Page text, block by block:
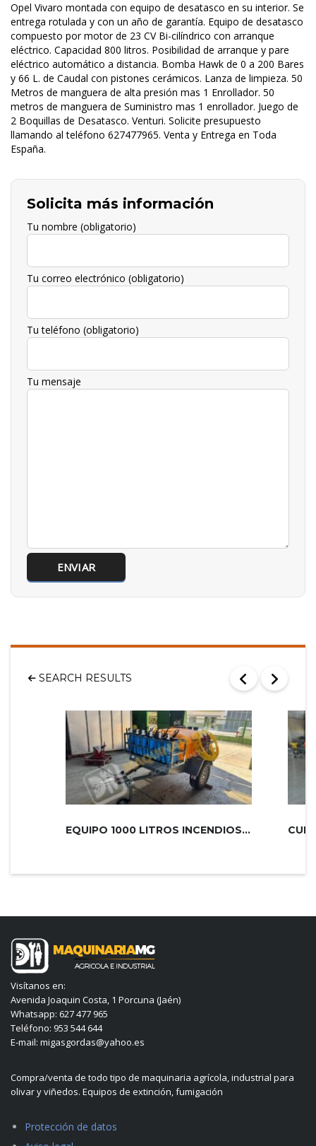
Opel Vivaro montada con equipo de desatasco en su interior. Se
entrega rotulada y con un año de garantía. Equipo de desatasco
compuesto por motor de 23 CV Bi-cilíndrico con arranque
eléctrico. Capacidad 800 litros. Posibilidad de arranque y pare
eléctrico automático a distancia. Bomba Hawk de 0 a 200 Bares
y 66 L. de Caudal con pistones cerámicos. Lanza de limpieza. 50
Metros de manguera de alta presión mas 1 Enrollador. 50
metros de manguera de Suministro mas 1 enrollador. Juego de
2 Boquillas de Desatasco. Venturi. Solicite presupuesto
llamando al teléfono 627477965. Venta y Entrega en Toda
España.
Solicita más información
Tu nombre (obligatorio)
Tu correo electrónico (obligatorio)
Tu teléfono (obligatorio)
Tu mensaje
SEARCH RESULTS
EQUIPO 1000 LITROS INCENDIOS PLUS 2...
Visítanos en:
Avenida Joaquin Costa, 1 Porcuna (Jaén)
Whatsapp: 627 477 965
Teléfono: 953 544 644
E-mail: migasgordas@yahoo.es
Compra/venta de todo tipo de maquinaria agrícola, industrial para
olivar y viñedos. Equipos de extinción, fumigación
Protección de datos